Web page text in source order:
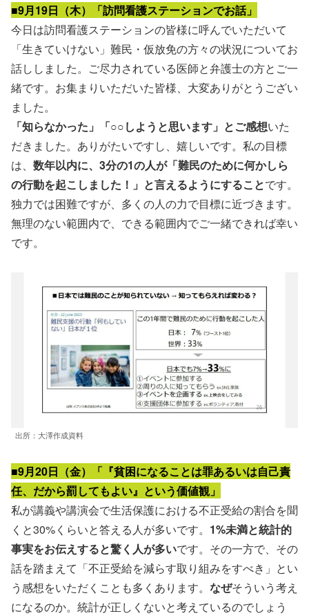
■9月19日（木）「訪問看護ステーションでお話」
今日は訪問看護ステーションの皆様に呼んでいただいて
「生きていけない」難民・仮放免の方々の状況についてお
話ししました。ご尽力されている医師と弁護士の方とご一
緒です。お集まりいただいた皆様、大変ありがとうござい
ました。
「知らなかった」「○○しようと思います」とご感想いた
だきました。ありがたいですし、嬉しいです。私の目標
は、 数年以内に、3分の1の人が「難民のために何かしら
の行動を起こしました！」と言えるようにすることです。
独力では困難ですが、多くの人の力で目標に近づきます。
無理のない範囲内で、できる範囲内でご一緒できれば幸い
です。
出所：大澤作成資料
■9月20日（金）「『貧困になることは罪あるいは自己責
任、だから罰してもよい』という価値観」
私が講義や講演会で生活保護における不正受給の割合を聞
くと30%くらいと答える人が多いです。 1%未満と統計的
事実をお伝えすると驚く人が多いです。その一方で、その
話を踏まえて「不正受給を減らす取り組みをすべき」とい
う感想をいただくことも多くあります。 なぜそういう考え
になるのか。統計が正しくないと考えているのでしょう